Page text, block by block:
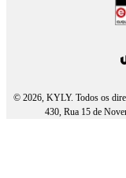
© 2026, KYLY. Todos os
430, Rua 15 de